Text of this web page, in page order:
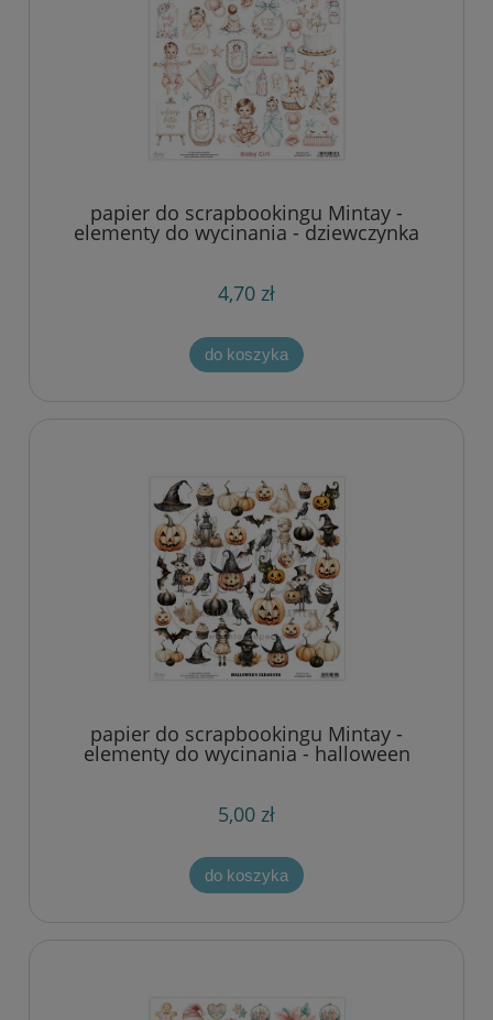
papier do scrapbookingu Mintay -
elementy do wycinania - dziewczynka
4,70 zł
do koszyka
papier do scrapbookingu Mintay -
elementy do wycinania - halloween
5,00 zł
do koszyka